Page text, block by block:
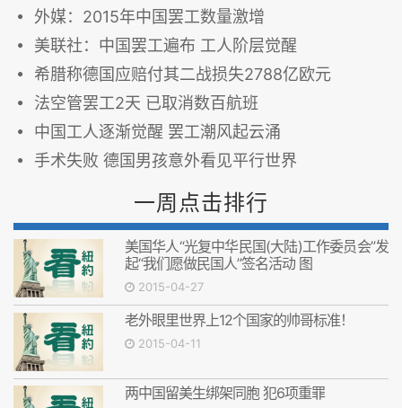
外媒：2015年中国罢工数量激增
美联社：中国罢工遍布 工人阶层觉醒
希腊称德国应赔付其二战损失2788亿欧元
法空管罢工2天 已取消数百航班
中国工人逐渐觉醒 罢工潮风起云涌
手术失败 德国男孩意外看见平行世界
一周点击排行
美国华人“光复中华民国(大陆)工作委员会”发
起“我们愿做民国人”签名活动 图
2015-04-27
老外眼里世界上12个国家的帅哥标准！
2015-04-11
两中国留美生绑架同胞 犯6项重罪